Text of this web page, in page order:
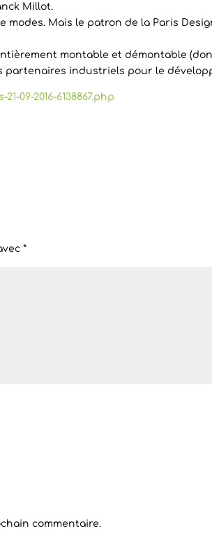
Millot.
Mais le patron de la Paris
montable et démontable
partenaires industriels pour le
2016-6138867.php
*
commentaire.